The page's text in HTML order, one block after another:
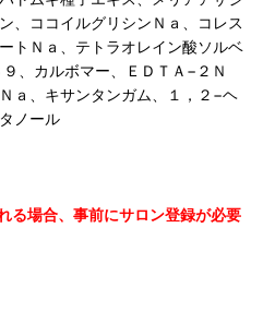
、ココイルグリシンＮａ、コレス
トＮａ、テトラオレイン酸ソルベ
、カルボマー、ＥＤＴＡ−２Ｎ
ａ、キサンタンガム、１，２−ヘ
ノール
る場合、事前にサロン登録が必要